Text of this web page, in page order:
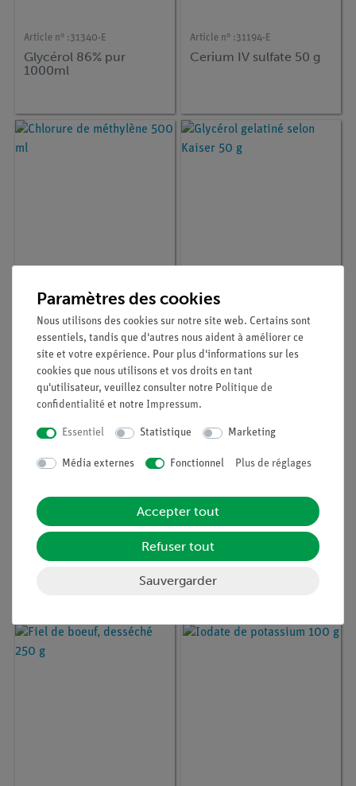
Article n° :31340-E
Glycérol 86% pur
1000ml
Article n° :31194-E
Cerium IV sulfate 50 g
Chlorure de méthylène
500 ml
Glycérol gelatiné selon
Kaiser 50 g
Article n° :
Acide acétique
99...100% Pur 1000ml
Article n° :
Glycocolle 250 g
Paramètres des cookies
Nous utilisons des cookies sur notre site web. Certains sont
essentiels, tandis que d'autres nous aident à améliorer ce
site et votre expérience. Pour plus d'informations sur les
cookies que nous utilisons et vos droits en tant
qu'utilisateur, veuillez consulter notre Politique de
confidentialité et notre Impressum.
Essentiel Statistique Marketing
Média externes Fonctionnel Plus de réglages
Accepter tout
Refuser tout
Sauvergarder